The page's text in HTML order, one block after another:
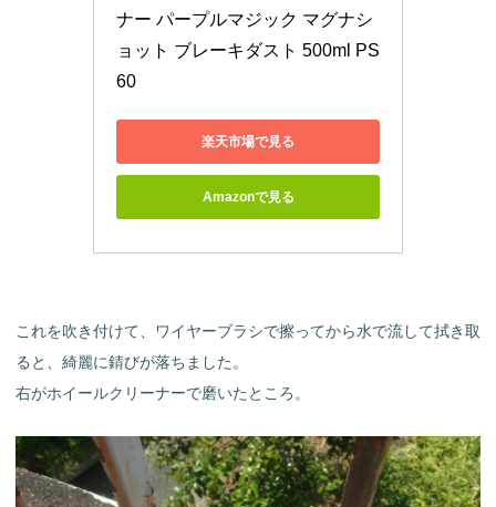
ナー パープルマジック マグナシ
ョット ブレーキダスト 500ml PS
60
楽天市場で見る
Amazonで見る
これを吹き付けて、ワイヤーブラシで擦ってから水で流して拭き取
ると、綺麗に錆びが落ちました。
右がホイールクリーナーで磨いたところ。